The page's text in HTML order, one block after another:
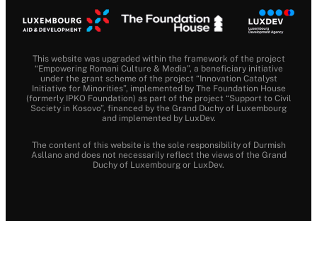
This website was upgraded within the framework of the project
“Empowering Romani Culture & Media”, a beneficiary initiative
under the grant scheme of the project “Innovation Catalyst
Initiative for Minorities”, implemented by The Foundation House
(formerly IPKO Foundation) as part of the project “Support to Civil
Society in Kosovo”, financed by the Grand Duchy of Luxembourg
and implemented by LuxDev.
The content of this website is the sole responsibility of Durmish
Asllano and does not necessarily reflect the views of the Grand
Duchy of Luxembourg or LuxDev.